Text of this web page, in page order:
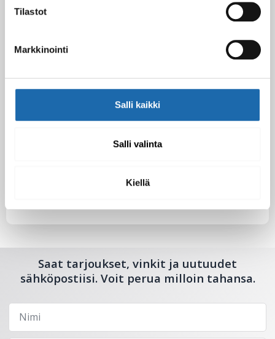
Tilastot
Markkinointi
Salli kaikki
Salli valinta
Kiellä
Saat tarjoukset, vinkit ja uutuudet
sähköpostiisi. Voit perua milloin tahansa.